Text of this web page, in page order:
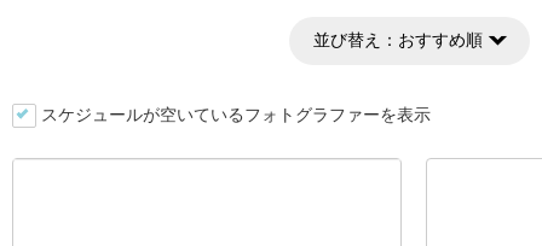
並び替え： おすすめ順
スケジュールが空いているフォトグラファーを表示